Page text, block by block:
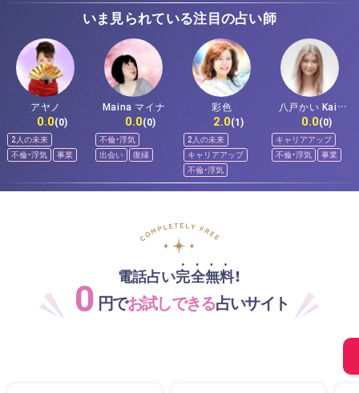
いま見られている注目の占い師
アヤノ
0.0(0)
2人の未来
不倫・浮気
事業
Maina マイナ
0.0(0)
不倫・浮気
出会い
復縁
彩色
2.0(1)
2人の未来
キャリアアップ
不倫・浮気
八戸かい Kai-
Hachinohe
0.0(0)
キャリアアップ
不倫・浮気
事業
電話占い完全無料！
0 円でお試しできる占いサイト